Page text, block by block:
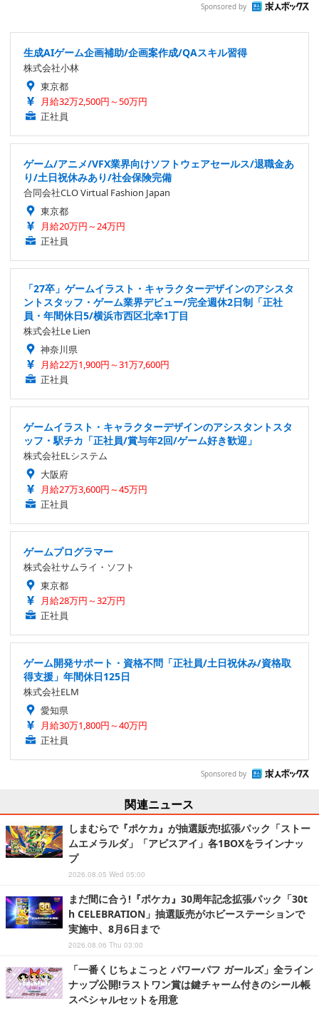
Sponsored by
生成AIゲーム企画補助/企画案作成/QAスキル習得
株式会社小林
東京都
月給32万2,500円～50万円
正社員
ゲーム/アニメ/VFX業界向けソフトウェアセールス/退職金あ
り/土日祝休みあり/社会保険完備
合同会社CLO Virtual Fashion Japan
東京都
月給20万円～24万円
正社員
「27卒」ゲームイラスト・キャラクターデザインのアシスタ
ントスタッフ・ゲーム業界デビュー/完全週休2日制「正社
員・年間休日5/横浜市西区北幸1丁目
株式会社Le Lien
神奈川県
月給22万1,900円～31万7,600円
正社員
ゲームイラスト・キャラクターデザインのアシスタントスタ
ッフ・駅チカ「正社員/賞与年2回/ゲーム好き歓迎」
株式会社ELシステム
大阪府
月給27万3,600円～45万円
正社員
ゲームプログラマー
株式会社サムライ・ソフト
東京都
月給28万円～32万円
正社員
ゲーム開発サポート・資格不問「正社員/土日祝休み/資格取
得支援」年間休日125日
株式会社ELM
愛知県
月給30万1,800円～40万円
正社員
Sponsored by
関連ニュース
しまむらで『ポケカ』が抽選販売!拡張パック「ストー
ムエメラルダ」「アビスアイ」各1BOXをラインナッ
プ
2026.08.05 Wed 05:00
まだ間に合う!『ポケカ』30周年記念拡張パック「30t
h CELEBRATION」抽選販売がホビーステーションで
実施中、8月6日まで
2026.08.06 Thu 03:00
「一番くじちょこっと パワーパフ ガールズ」全ライン
ナップ公開!ラストワン賞は鍵チャーム付きのシール帳
スペシャルセットを用意